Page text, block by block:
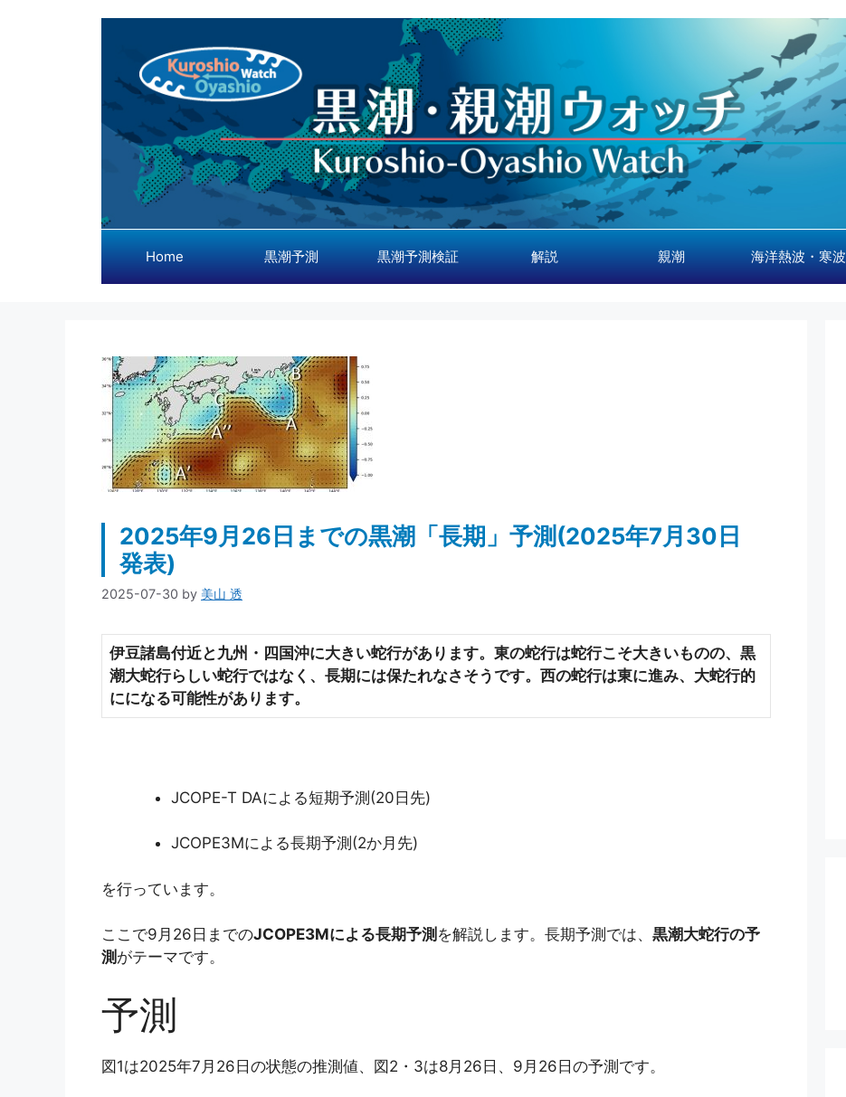
Home 黒潮予測 黒潮予測検証 解説 親潮 海洋熱波・寒波
2025年9月26日までの黒潮「長期」予測(2025年7月30日
発表)
2025-07-30 by 美山 透
伊豆諸島付近と九州・四国沖に大きい蛇行があります。東の蛇行は蛇行こそ大きいものの、黒
潮大蛇行らしい蛇行ではなく、長期には保たれなさそうです。西の蛇行は東に進み、大蛇行的
にになる可能性があります。
JCOPE-T DAによる短期予測(20日先)
JCOPE3Mによる長期予測(2か月先)
を行っています。
ここで9月26日までのJCOPE3Mによる長期予測 を解説します。長期予測では、 黒潮大蛇行の予
測 がテーマです。
予測
図1は2025年7月26日の状態の推測値、図2・3は8月26日、9月26日の予測です。